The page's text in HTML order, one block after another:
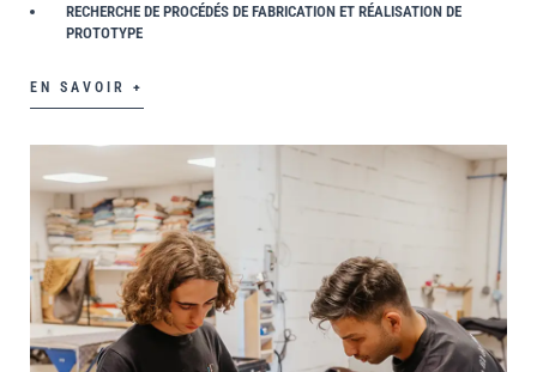
RECHERCHE DE PROCÉDÉS DE FABRICATION ET RÉALISATION DE
PROTOTYPE
EN SAVOIR +